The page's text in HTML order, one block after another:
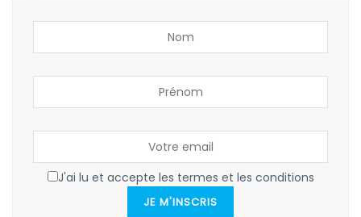
J'ai lu et accepte les termes et les conditions
JE M'INSCRIS